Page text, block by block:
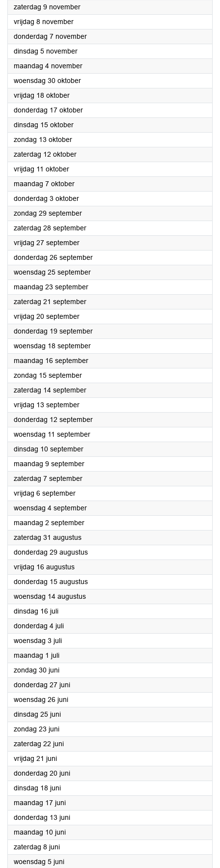
zaterdag 9 november2024
vrijdag 8 november2024
donderdag 7 november2024
dinsdag 5 november2024
maandag 4 november2024
woensdag 30 oktober2024
vrijdag 18 oktober2024
donderdag 17 oktober2024
dinsdag 15 oktober2024
zondag 13 oktober2024
zaterdag 12 oktober2024
vrijdag 11 oktober2024
maandag 7 oktober2024
donderdag 3 oktober2024
zondag 29 september2024
zaterdag 28 september2024
vrijdag 27 september2024
donderdag 26 september2024
woensdag 25 september2024
maandag 23 september2024
zaterdag 21 september2024
vrijdag 20 september2024
donderdag 19 september2024
woensdag 18 september2024
maandag 16 september2024
zondag 15 september2024
zaterdag 14 september2024
vrijdag 13 september2024
donderdag 12 september2024
woensdag 11 september2024
dinsdag 10 september2024
maandag 9 september2024
zaterdag 7 september2024
vrijdag 6 september2024
woensdag 4 september2024
maandag 2 september2024
zaterdag 31 augustus2024
donderdag 29 augustus2024
vrijdag 16 augustus2024
donderdag 15 augustus2024
woensdag 14 augustus2024
dinsdag 16 juli2024
donderdag 4 juli2024
woensdag 3 juli2024
maandag 1 juli2024
zondag 30 juni2024
donderdag 27 juni2024
woensdag 26 juni2024
dinsdag 25 juni2024
zondag 23 juni2024
zaterdag 22 juni2024
vrijdag 21 juni2024
donderdag 20 juni2024
dinsdag 18 juni2024
maandag 17 juni2024
donderdag 13 juni2024
maandag 10 juni2024
zaterdag 8 juni2024
woensdag 5 juni2024